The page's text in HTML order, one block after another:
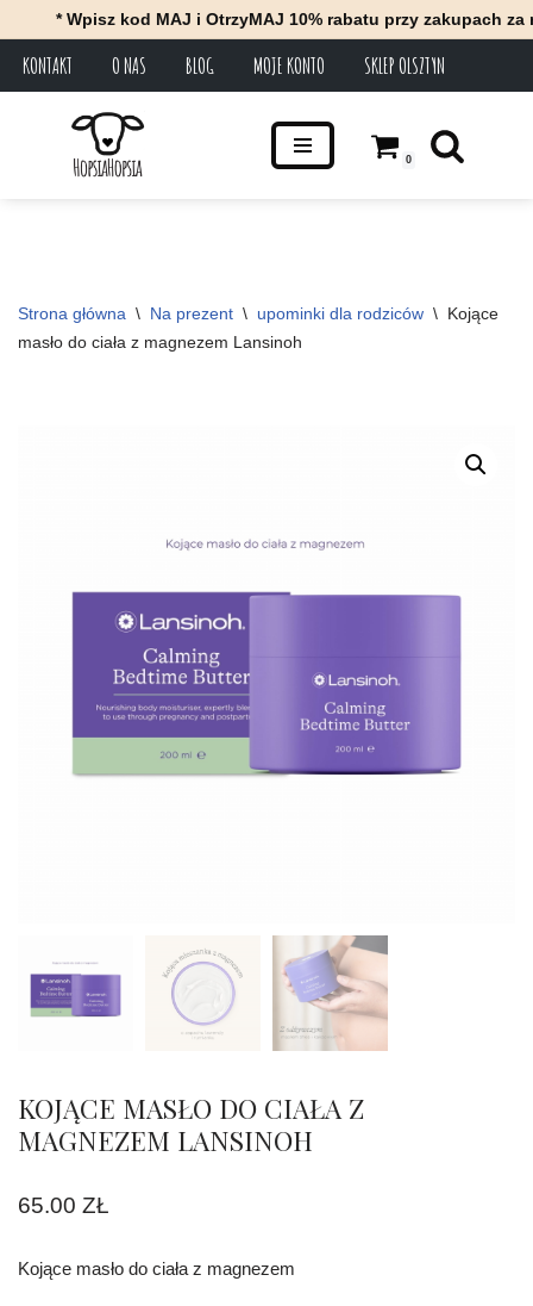
Wpisz kod MAJ i OtrzyMAJ 10% rabatu przy zakupach za
KONTAKT O NAS BLOG MOJE KONTO SKLEP OLSZTYN
0
Strona główna \ Na prezent \ upominki dla rodziców \ Kojące
masło do ciała z magnezem Lansinoh
KOJĄCE MASŁO DO CIAŁA Z
MAGNEZEM LANSINOH
65.00 ZŁ
Kojące masło do ciała z magnezem